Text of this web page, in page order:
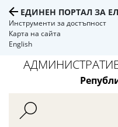
ЕДИНЕН ПОРТАЛ ЗА
Инструменти за достъпност
Карта на сайта
English